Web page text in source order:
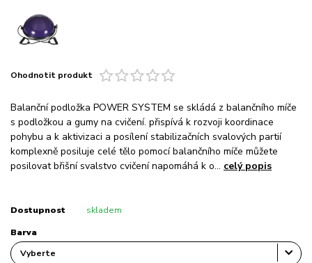
Ohodnotit produkt
Balanční podložka POWER SYSTEM se skládá z balančního míče
s podložkou a gumy na cvičení. přispívá k rozvoji koordinace
pohybu a k aktivizaci a posílení stabilizačních svalových partií
komplexně posiluje celé tělo pomocí balančního míče můžete
posilovat břišní svalstvo cvičení napomáhá k o... celý popis
Dostupnost skladem
Barva